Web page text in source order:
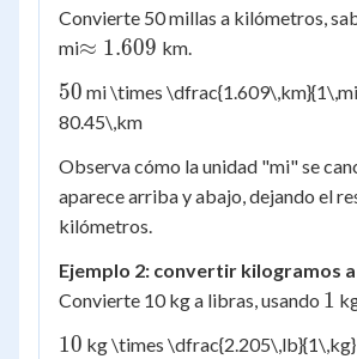
Convierte 50 millas a kilómetros,
mi\approx
≈ 1.609 km.
50\,
50 mi \times
80.45\,km
Observa cómo la unidad "mi" se
aparece arriba y abajo, dejando el
kilómetros.
Ejemplo 2: convertir kilogramos a
Convierte 10 kg a libras, usando 1\,
1
10\,
10 kg \times